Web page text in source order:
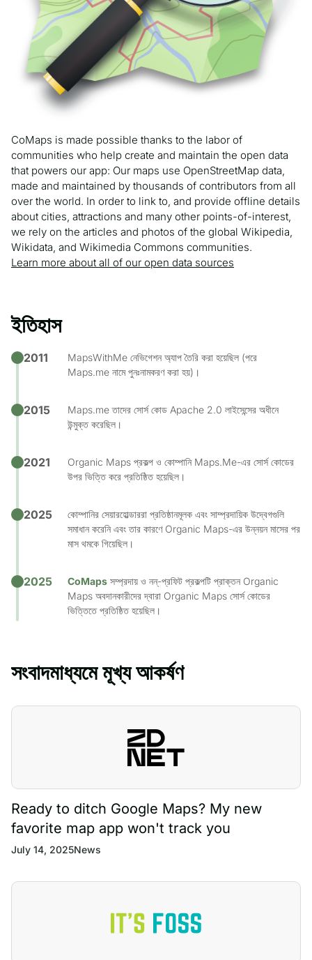
CoMaps is made possible thanks to the labor of
communities who help create and maintain the open data
that powers our app: Our maps use OpenStreetMap data,
made and maintained by thousands of contributors from all
over the world. In order to link to, and provide offline details
about cities, attractions and many other points-of-interest,
we rely on the articles and photos of the global Wikipedia,
Wikidata, and Wikimedia Commons communities.
Learn more about all of our open data sources
ইতিহাস
2011
MapsWithMe নেভিগেশন অ্যাপ তৈরি করা হয়েছিল (পরে
Maps.me নামে পুনঃনামকরণ করা হয়)।
2015
Maps.me তাদের সোর্স কোড Apache 2.0 লাইসেন্সের অধীনে
উন্মুক্ত করেছিল।
2021
Organic Maps প্রকল্প ও কোম্পানি Maps.Me-এর সোর্স কোডের
উপর ভিত্তি করে প্রতিষ্ঠিত হয়েছিল।
2025
কোম্পানির সেয়ারহোল্ডাররা প্রতিষ্ঠানমূলক এবং সাম্প্রদায়িক উদ্বেগগুলি
সমাধান করেনি এবং তার কারণে Organic Maps-এর উন্নয়ন মাসের পর
মাস থমকে গিয়েছিল।
2025 CoMapsসম্প্রদায় ও নন্-প্রফিট প্রকল্পটি প্রাক্তন Organic
Maps অবদানকারীদের দ্বারা Organic Maps সোর্স কোডের
ভিত্তিতে প্রতিষ্ঠিত হয়েছিল।
সংবাদমাধ্যমে মূখ্য আকর্ষণ
Ready to ditch Google Maps? My new
favorite map app won't track you
July 14, 2025News